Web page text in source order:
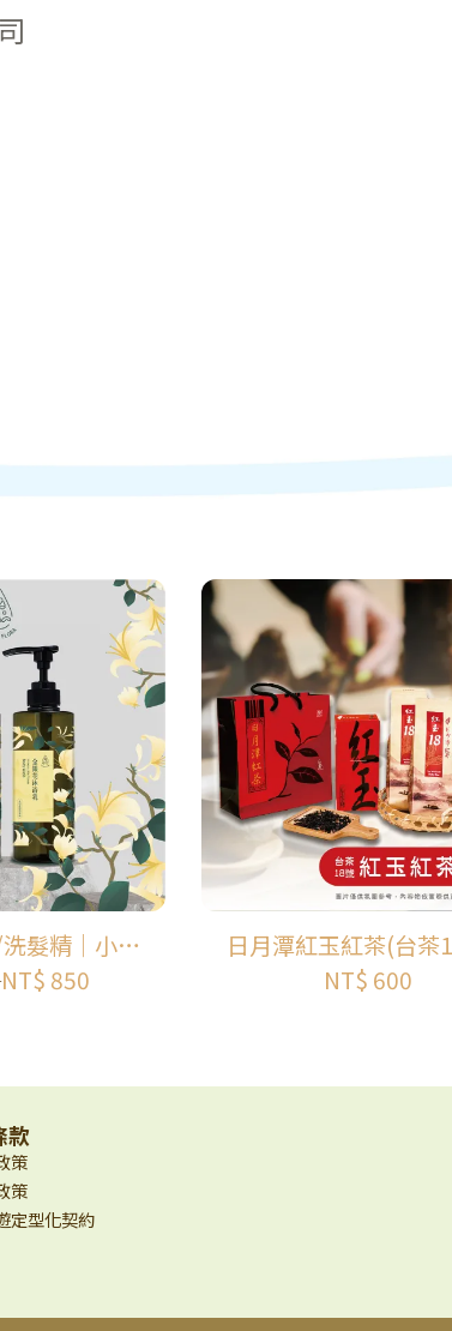
髮精｜小島
FLORA
NT$ 850
日月潭紅玉紅茶(台茶
正美茶棧 | 寶島
NT$ 600
款
策
策
定型化契約